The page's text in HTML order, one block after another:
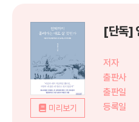
미리보기
저자
출판사
출판일
등록일